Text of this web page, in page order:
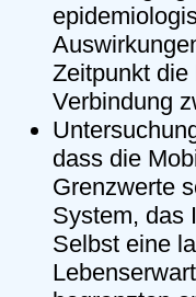
Zeitpunkt
Verbindung
dass die
Grenzwerte
System, das
Selbst eine